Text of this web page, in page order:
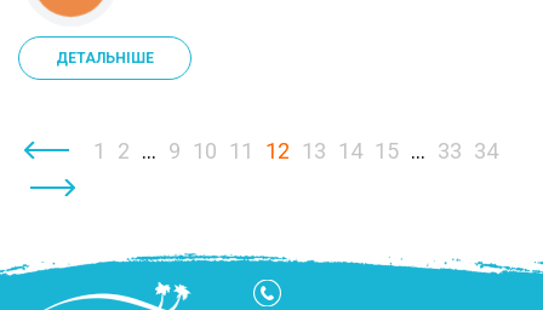
ДЕТАЛЬНІШЕ
1 2 ... 9 10 11 12 13 14 15 ... 33 34